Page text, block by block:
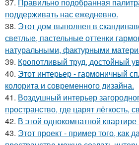
поддерживать нас ежедневно.
38. Этот дом выполнен в
светлые, пастельные оттенки
натуральными, фактурными
39. Кропотливый труд, достойный
40. Этот интерьер - гармоничный
колорита и современного дизайна.
41. Воздушный интерьер
пространство, где царят лёгкость,
42. В этой однокомнатной
43. Этот проект - пример того, как